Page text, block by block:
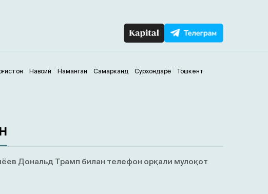
Навоий Наманган Самарканд Сурхондарё Тошкент
Дональд Трамп билан телефон орқали мулоқот